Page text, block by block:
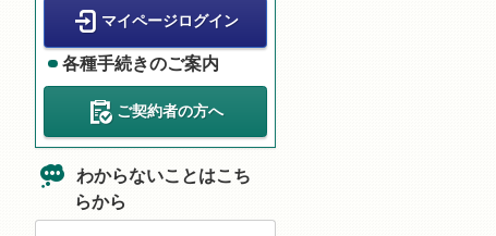
マイページログイン
各種手続きのご案内
ご契約者の方へ
わからないことはこち
らから